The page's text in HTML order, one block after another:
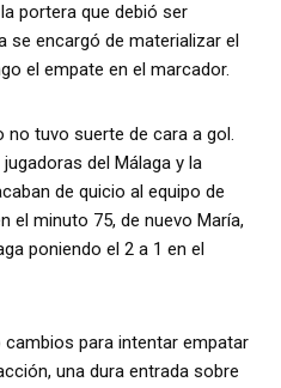
portera que debió ser
se encargó de materializar el
el empate en el marcador.
no tuvo suerte de cara a gol.
del Málaga y la
de quicio al equipo de
el minuto 75, de nuevo María,
poniendo el 2 a 1 en el
para intentar empatar
una dura entrada sobre